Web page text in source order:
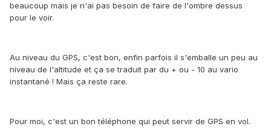
beaucoup mais je n'ai pas besoin de faire de l'ombre dessus
pour le voir.
Au niveau du GPS, c'est bon, enfin parfois il s'emballe un peu au
niveau de l'altitude et ça se traduit par du + ou - 10 au vario
instantané ! Mais ça reste rare.
Pour moi, c'est un bon téléphone qui peut servir de GPS en vol.